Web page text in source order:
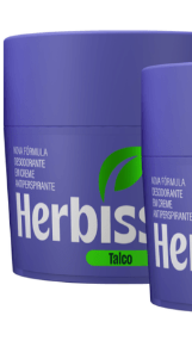
10
desodorante creme